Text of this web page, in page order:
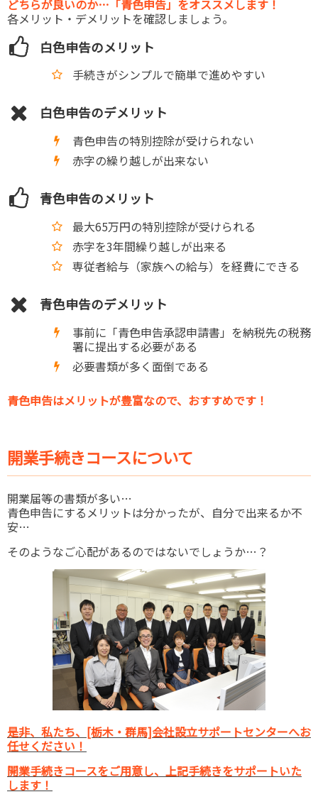
どちらが良いのか…「青色申告」をオススメします！
各メリット・デメリットを確認しましょう。
白色申告のメリット
手続きがシンプルで簡単で進めやすい
白色申告のデメリット
青色申告の特別控除が受けられない
赤字の繰り越しが出来ない
青色申告のメリット
最大65万円の特別控除が受けられる
赤字を3年間繰り越しが出来る
専従者給与（家族への給与）を経費にできる
青色申告のデメリット
事前に「青色申告承認申請書」を納税先の税務
署に提出する必要がある
必要書類が多く面倒である
青色申告はメリットが豊富なので、おすすめです！
開業手続きコースについて
開業届等の書類が多い…
青色申告にするメリットは分かったが、自分で出来るか不
安…
そのようなご心配があるのではないでしょうか…？
是非、私たち、[栃木・群馬]会社設立サポートセンターへお
任せください！
開業手続きコースをご用意し、上記手続きをサポートいた
します！